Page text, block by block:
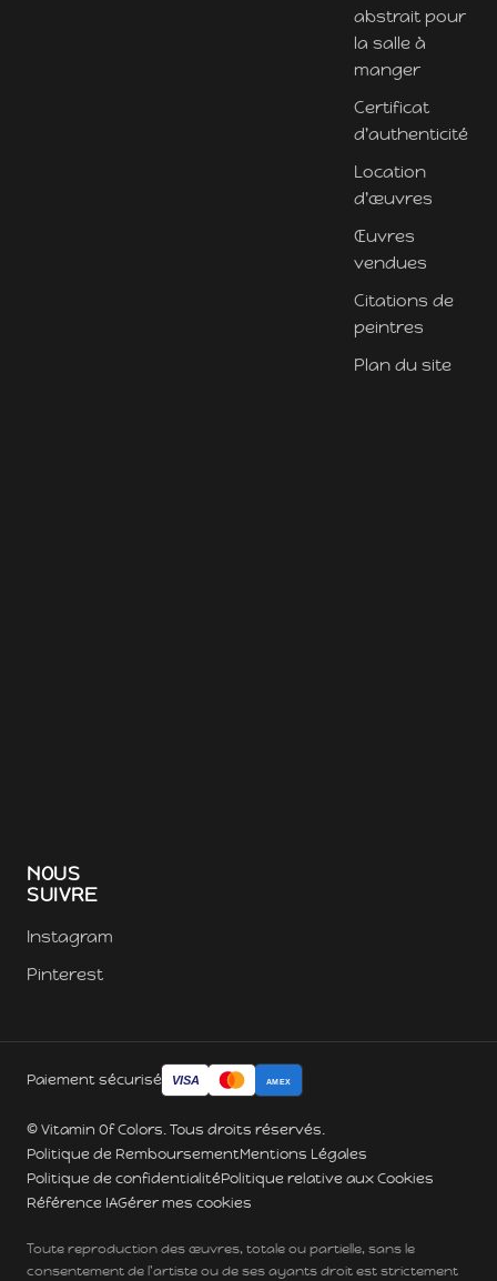
abstrait pour
la salle à
manger
Certificat
d'authenticité
Location
d'œuvres
Œuvres
vendues
Citations de
peintres
Plan du site
NOUS
SUIVRE
Instagram
Pinterest
Paiement sécurisé VISA AMEX
© Vitamin Of Colors. Tous droits réservés.
Politique de RemboursementMentions Légales
Politique de confidentialitéPolitique relative aux Cookies
Référence IAGérer mes cookies
Toute reproduction des œuvres, totale ou partielle, sans le
consentement de l'artiste ou de ses ayants droit est strictement